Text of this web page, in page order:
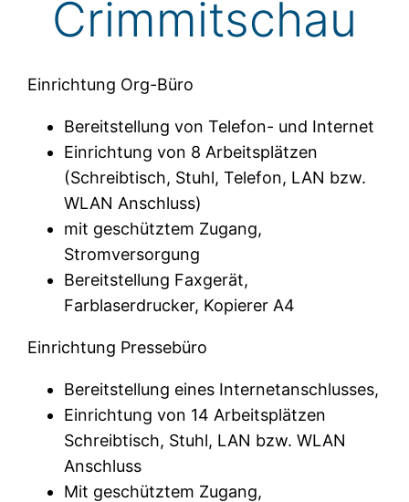
Crimmitschau
Einrichtung Org-Büro
Bereitstellung von Telefon- und Internet
Einrichtung von 8 Arbeitsplätzen
(Schreibtisch, Stuhl, Telefon, LAN bzw.
WLAN Anschluss)
mit geschütztem Zugang,
Stromversorgung
Bereitstellung Faxgerät,
Farblaserdrucker, Kopierer A4
Einrichtung Pressebüro
Bereitstellung eines Internetanschlusses,
Einrichtung von 14 Arbeitsplätzen
Schreibtisch, Stuhl, LAN bzw. WLAN
Anschluss
Mit geschütztem Zugang,